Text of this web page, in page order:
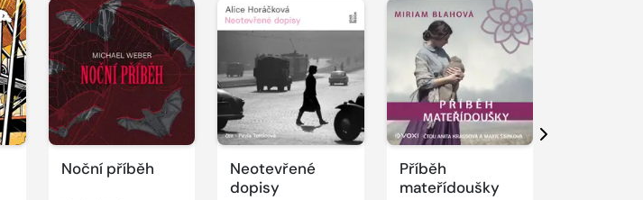
Noční příběh
Přehrát
ukázku
Neotevřené
dopisy
Přehrát
Příběh
mateřídoušky
Přehrát
ukázku
Další